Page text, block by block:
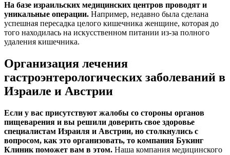
На базе израильских медицинских центров проводят и
уникальные операции. Например, недавно была сделана
успешная пересадка целого кишечника женщине, которая до
того находилась на искусственном питании из-за полного
удаления кишечника.
Организация лечения
гастроэнтерологических заболеваний в
Израиле и Австрии
Если у вас присутствуют жалобы со стороны органов
пищеварения и вы решили доверить свое здоровье
специалистам Израиля и Австрии, но столкнулись с
вопросом, как это организовать, то компания Букинг
Клиник поможет вам в этом. Наша компания медицинского